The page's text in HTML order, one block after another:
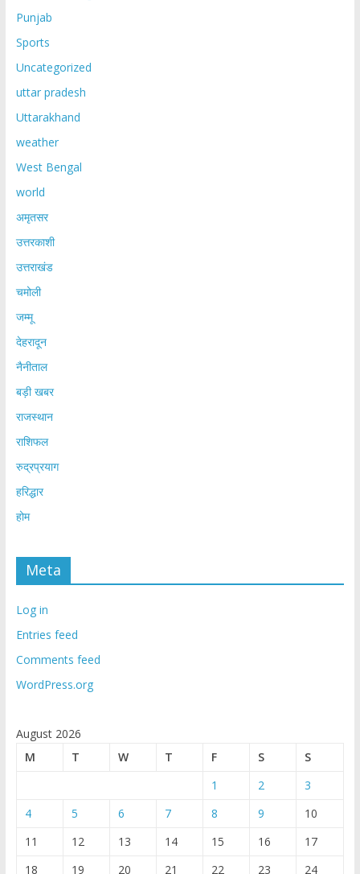
Punjab
Sports
Uncategorized
uttar pradesh
Uttarakhand
weather
West Bengal
world
अमृतसर
उत्तरकाशी
उत्तराखंड
चमोली
जम्मू
देहरादून
नैनीताल
बड़ी खबर
राजस्थान
राशिफल
रुद्रप्रयाग
हरिद्धार
होम
Meta
Log in
Entries feed
Comments feed
WordPress.org
August 2026
M
T W T F S
S
1
2
3
4
5 6 7 8 9
10
11
12 13 14 15 16
17
18
19 20 21 22 23 24